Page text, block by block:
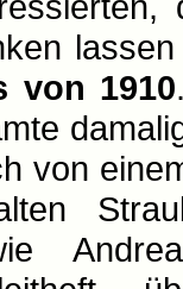
von 1910
von